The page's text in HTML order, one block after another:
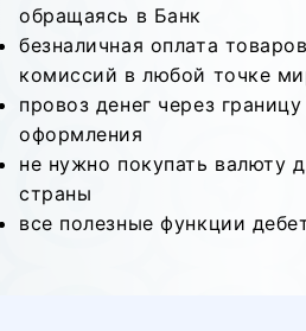
обращаясь в Банк
безналичная оплата
комиссий в любой точке
провоз денег через
оформления
не нужно покупать валюту
страны
все полезные функции